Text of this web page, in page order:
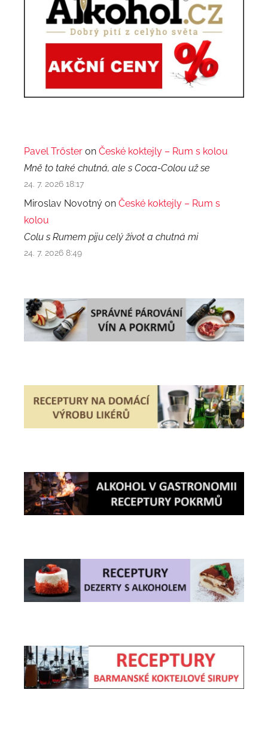
Pavel Trőster on České koktejly – Rum s kolou
Mně to také chutná, ale s Coca-Colou už se
24. 7. 2026 18:17
Miroslav Novotný on České koktejly – Rum s
kolou
Colu s Rumem piju celý život a chutná mi
24. 7. 2026 8:49